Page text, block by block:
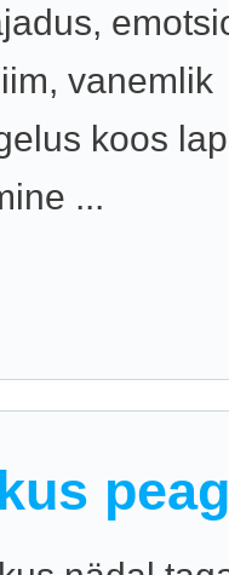
vanemlik
koos
...